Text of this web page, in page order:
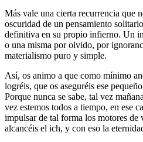
Más vale una cierta recurrencia que
oscuridad de un pensamiento
definitiva en su propio infierno. Un
o una misma por olvido, por
materialismo puro y simple.
Así, os animo a que como mínimo
logréis, que os aseguréis ese
Porque nunca se sabe, tal vez
vez estemos todos a tiempo, en ese
impulsar de tal forma los motores de
alcancéis el ich, y con eso la